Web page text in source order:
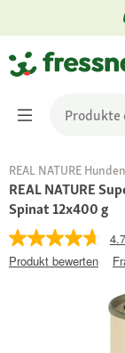
REAL NATURE
REAL NATURE
Spinat 12x400 g
4.7
Produkt bewerten